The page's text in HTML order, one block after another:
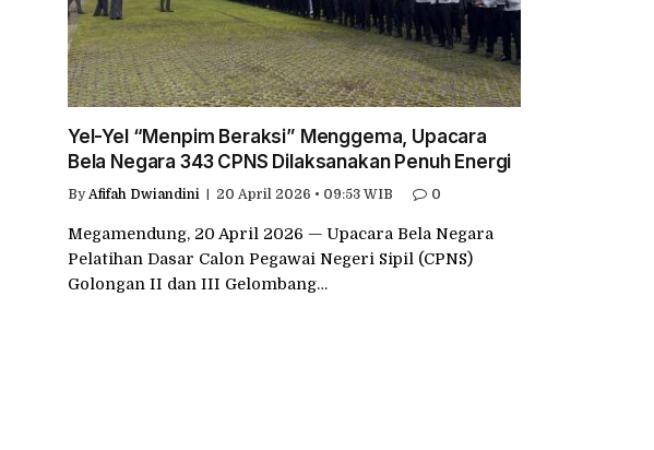
Yel-Yel “Menpim Beraksi” Menggema, Upacara
Bela Negara 343 CPNS Dilaksanakan Penuh Energi
By Afifah Dwiandini 20 April 2026 • 09:53 WIB 0
Megamendung, 20 April 2026 — Upacara Bela Negara
Pelatihan Dasar Calon Pegawai Negeri Sipil (CPNS)
Golongan II dan III Gelombang…